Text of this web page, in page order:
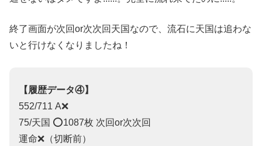
終了画面が次回or次次回天国なので、流石に天国は追わな
いと行けなくなりましたね！
【履歴データ④】
552/711 A❌
75/天国 ⭕️1087枚 次回or次次回
運命❌（切断前）